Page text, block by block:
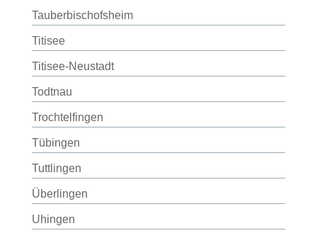
Tauberbischofsheim
Titisee
Titisee-Neustadt
Todtnau
Trochtelfingen
Tübingen
Tuttlingen
Überlingen
Uhingen